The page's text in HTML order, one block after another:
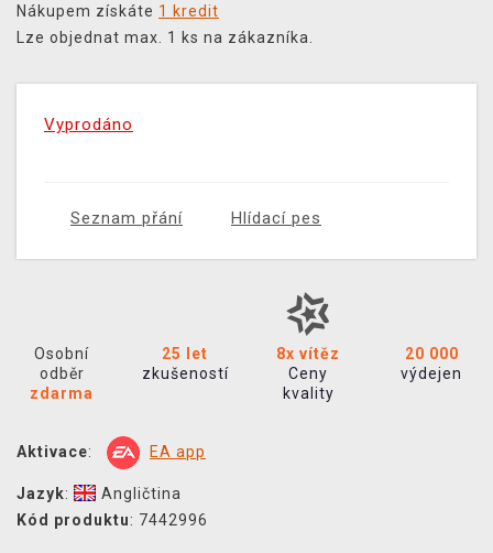
Nákupem získáte 1 kredit
Lze objednat max. 1 ks na zákazníka.
Vyprodáno
Seznam přání Hlídací pes
Osobní
odběr
zdarma
25 let
zkušeností
8x vítěz
Ceny
kvality
20 000
výdejen
Aktivace: EA app
Jazyk:
Angličtina
Kód produktu: 7442996